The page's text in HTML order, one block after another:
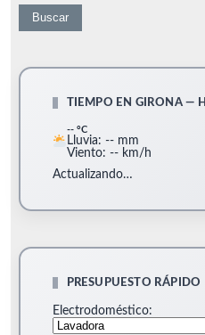
TIEMPO EN GIRONA —
-- °C
Lluvia: -- mm
Viento: -- km/h
Actualizando…
PRESUPUESTO RÁPIDO
Electrodoméstico: